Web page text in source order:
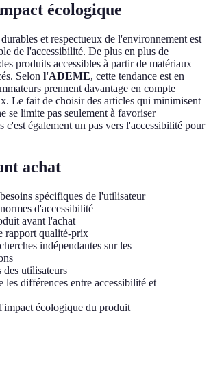
écologique
et respectueux de l'environnement est
de l'accessibilité. De plus en plus de
produits accessibles à partir de matériaux
Selon l'ADEME, cette tendance est en
prennent davantage en compte
Le fait de choisir des articles qui minimisent
se limite pas seulement à favoriser
c'est également un pas vers l'accessibilité pour
achat
spécifiques de l'utilisateur
d'accessibilité
avant l'achat
rapport qualité-prix
indépendantes sur les
utilisateurs
les différences entre accessibilité et
écologique du produit